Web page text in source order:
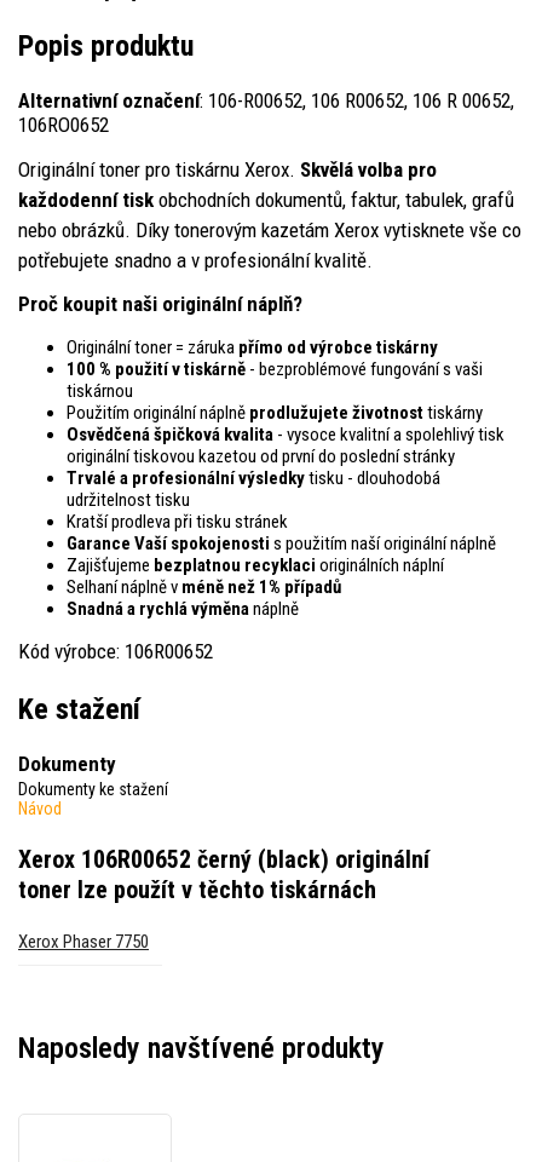
Popis produktu
Alternativní označení: 106-R00652, 106 R00652, 106 R 00652,
106RO0652
Originální toner pro tiskárnu Xerox. Skvělá volba pro
každodenní tisk obchodních dokumentů, faktur, tabulek, grafů
nebo obrázků. Díky tonerovým kazetám Xerox vytisknete vše co
potřebujete snadno a v profesionální kvalitě.
Proč koupit naši originální náplň?
Originální toner = záruka přímo od výrobce tiskárny
100 % použití v tiskárně - bezproblémové fungování s vaši
tiskárnou
Použitím originální náplně prodlužujete životnosttiskárny
Osvědčená špičková kvalita - vysoce kvalitní a spolehlivý tisk
originální tiskovou kazetou od první do poslední stránky
Trvalé a profesionální výsledkytisku - dlouhodobá
udržitelnost tisku
Kratší prodleva při tisku stránek
Garance Vaší spokojenosti s použitím naší originální náplně
Zajišťujeme bezplatnou recyklaci originálních náplní
Selhaní náplně v méně než 1% případů
Snadná a rychlá výměnanáplně
Kód výrobce: 106R00652
Ke stažení
Dokumenty
Dokumenty ke stažení
Návod
Xerox 106R00652 černý (black) originální
toner lze použít v těchto tiskárnách
Xerox Phaser 7750
Naposledy navštívené produkty